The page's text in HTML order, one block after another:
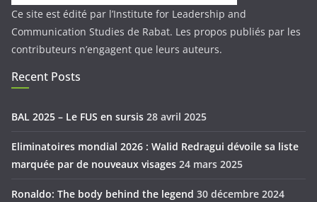
Ce site est édité par l’Institute for Leadership and
Communication Studies de Rabat. Les propos publiés par les
contributeurs n’engagent que leurs auteurs.
Recent Posts
BAL 2025 – Le FUS en sursis 28 avril 2025
Eliminatoires mondial 2026 : Walid Redragui dévoile sa liste
marquée par de nouveaux visages 24 mars 2025
Ronaldo: The body behind the legend 30 décembre 2024